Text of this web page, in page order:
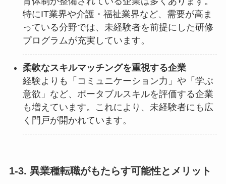
特にIT業界や介護・福祉業界など、需要が高ま
っている分野では、未経験者を前提にした研修
プログラムが充実しています。
柔軟なスキルマッチングを重視する企業
経験よりも「コミュニケーション力」や「学ぶ
意欲」など、ポータブルスキルを評価する企業
も増えています。これにより、未経験者にも広
く門戸が開かれています。
1-3. 異業種転職がもたらす可能性とメリット